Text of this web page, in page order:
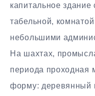
капитальное
табельной,
небольшими
На шахтах,
периода проходная
форму: деревянный